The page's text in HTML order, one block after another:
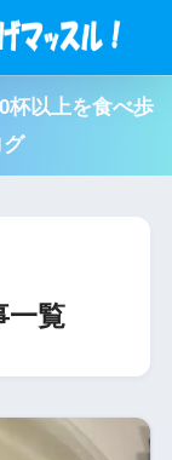
杯以上を食べ歩
一覧